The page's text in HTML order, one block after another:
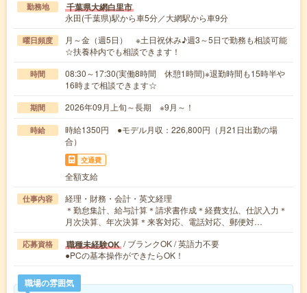
勤務地 千葉県大網白里市
永田(千葉県)駅から車5分／大網駅から車9分
曜日頻度
月～金（週5日） ※土日祝休み♪週3～5日で勤務も相談可能
☆扶養枠内でも相談できます！
時間
08:30～17:30(実働8時間 休憩1時間)※退勤時間も15時半や
16時まで相談できます☆
期間 2026年09月上旬～長期 ※9月～！
時給
時給1350円 ●モデル月収：226,800円（月21日出勤の場
合）
交通費
全額支給
仕事内容
経理・財務・会計・英文経理
＊勤怠集計、給与計算＊請求書作成＊経費支払、仕訳入力＊
月次決算、年次決算＊来客対応、電話対応、郵便対…
応募資格 職種未経験OK / ブランクOK / 英語力不要
●PCの基本操作ができたらOK！
職場の雰囲気